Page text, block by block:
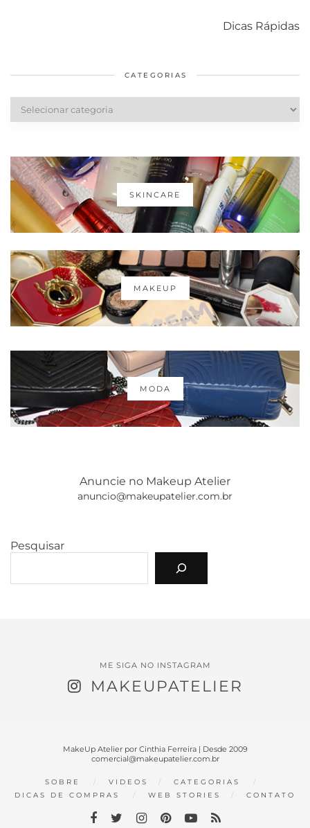
Dicas Rápidas
diários
cabelos
CATEGORIAS
SKINCARE
MAKEUP
MODA
Anuncie no Makeup Atelier
anuncio@makeupatelier.com.br
Pesquisar
ME SIGA NO INSTAGRAM
MAKEUPATELIER
MakeUp Atelier por Cinthia Ferreira | Desde 2009
comercial@makeupatelier.com.br
SOBRE VIDEOS
CATEGORIAS
DICAS DE COMPRAS
WEB STORIES CONTATO